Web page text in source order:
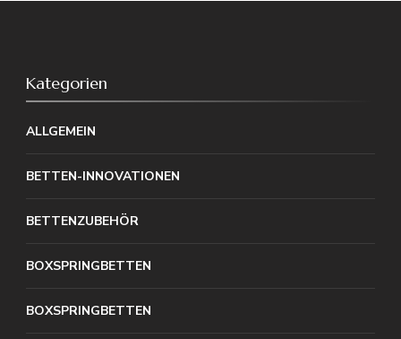
Kategorien
ALLGEMEIN
BETTEN-INNOVATIONEN
BETTENZUBEHÖR
BOXSPRINGBETTEN
BOXSPRINGBETTEN